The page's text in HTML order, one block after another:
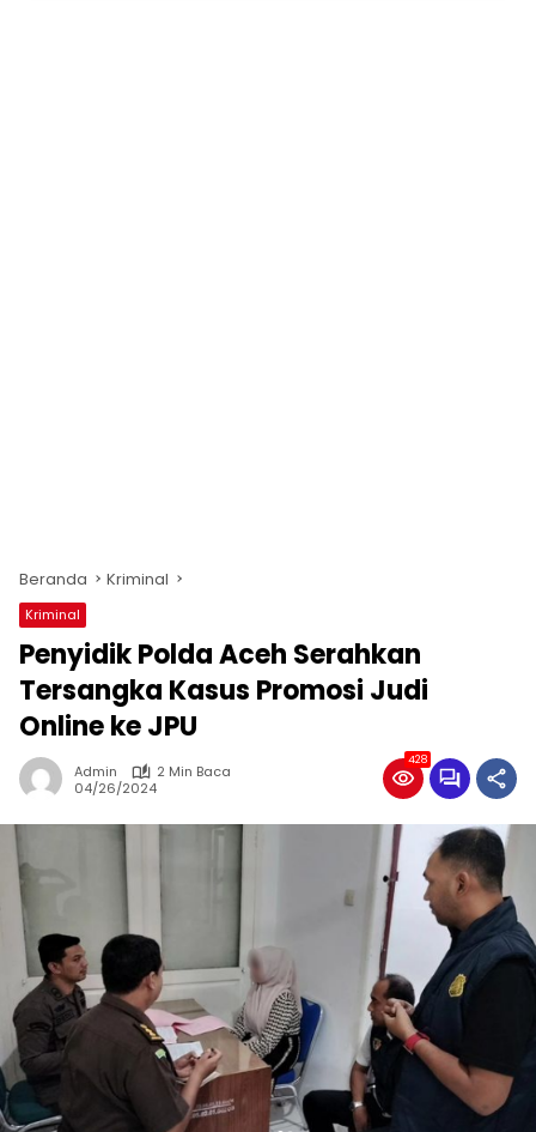
Beranda Kriminal
Kriminal
Penyidik Polda Aceh Serahkan
Tersangka Kasus Promosi Judi
Online ke JPU
Admin
2 Min Baca
04/26/2024
428